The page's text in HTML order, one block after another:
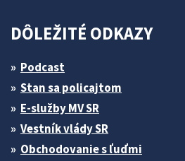
DÔLEŽITÉ ODKAZY
Podcast
Stan sa policajtom
E-služby MV SR
Vestník vlády SR
Obchodovanie s ľuďmi